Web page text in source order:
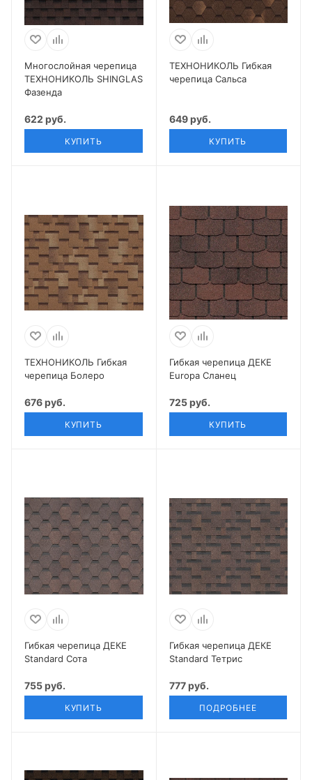
Многослойная черепица
ТЕХНОНИКОЛЬ SHINGLAS
Фазенда
622 руб.
КУПИТЬ
ТЕХНОНИКОЛЬ Гибкая
черепица Сальса
649 руб.
КУПИТЬ
ТЕХНОНИКОЛЬ Гибкая
черепица Болеро
676 руб.
КУПИТЬ
Гибкая черепица ДЕКЕ
Europa Сланец
725 руб.
КУПИТЬ
Гибкая черепица ДЕКЕ
Standard Сота
755 руб.
КУПИТЬ
Гибкая черепица ДЕКЕ
Standard Тетрис
777 руб.
ПОДРОБНЕЕ